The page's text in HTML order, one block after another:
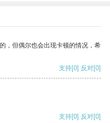
，但偶尔也会出现卡顿的情况，希
支持[0] 反对[0]
支持[0] 反对[0]